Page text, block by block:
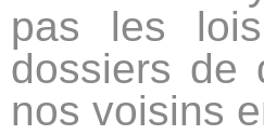
pas les
dossiers de
nos voisins